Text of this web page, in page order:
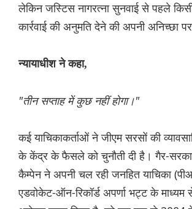
लेकिन जस्टिस नागरत्ना सुनवाई से पहले
कार्रवाई की अनुमति देने की अपनी अनिच्छा
न्यायाधीश ने कहा,
"तीन सप्ताह में कुछ नहीं होगा।"
कई याचिकाकर्ताओं ने जीएम सरसों की
के केंद्र के फैसले को चुनौती दी है। गैर-
कैम्पेन ने अपनी चल रही जनहित याचिका
एडवोकेट-ऑन-रिकॉर्ड अपर्णा भट्ट के